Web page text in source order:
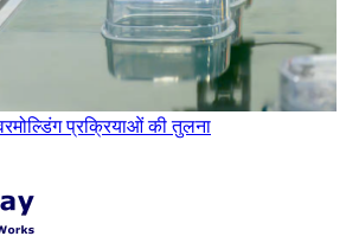
प्रक्रियाओं की तुलना